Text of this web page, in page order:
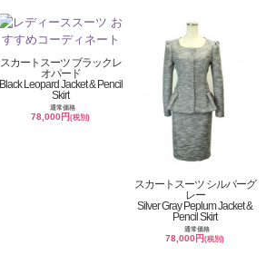
スカートスーツ ブラックレ
オパード
Black Leopard Jacket & Pencil
Skirt
通常価格
78,000円(税別)
スカートスーツ シルバーグ
レー
Silver Gray Peplum Jacket &
Pencil Skirt
通常価格
78,000円(税別)